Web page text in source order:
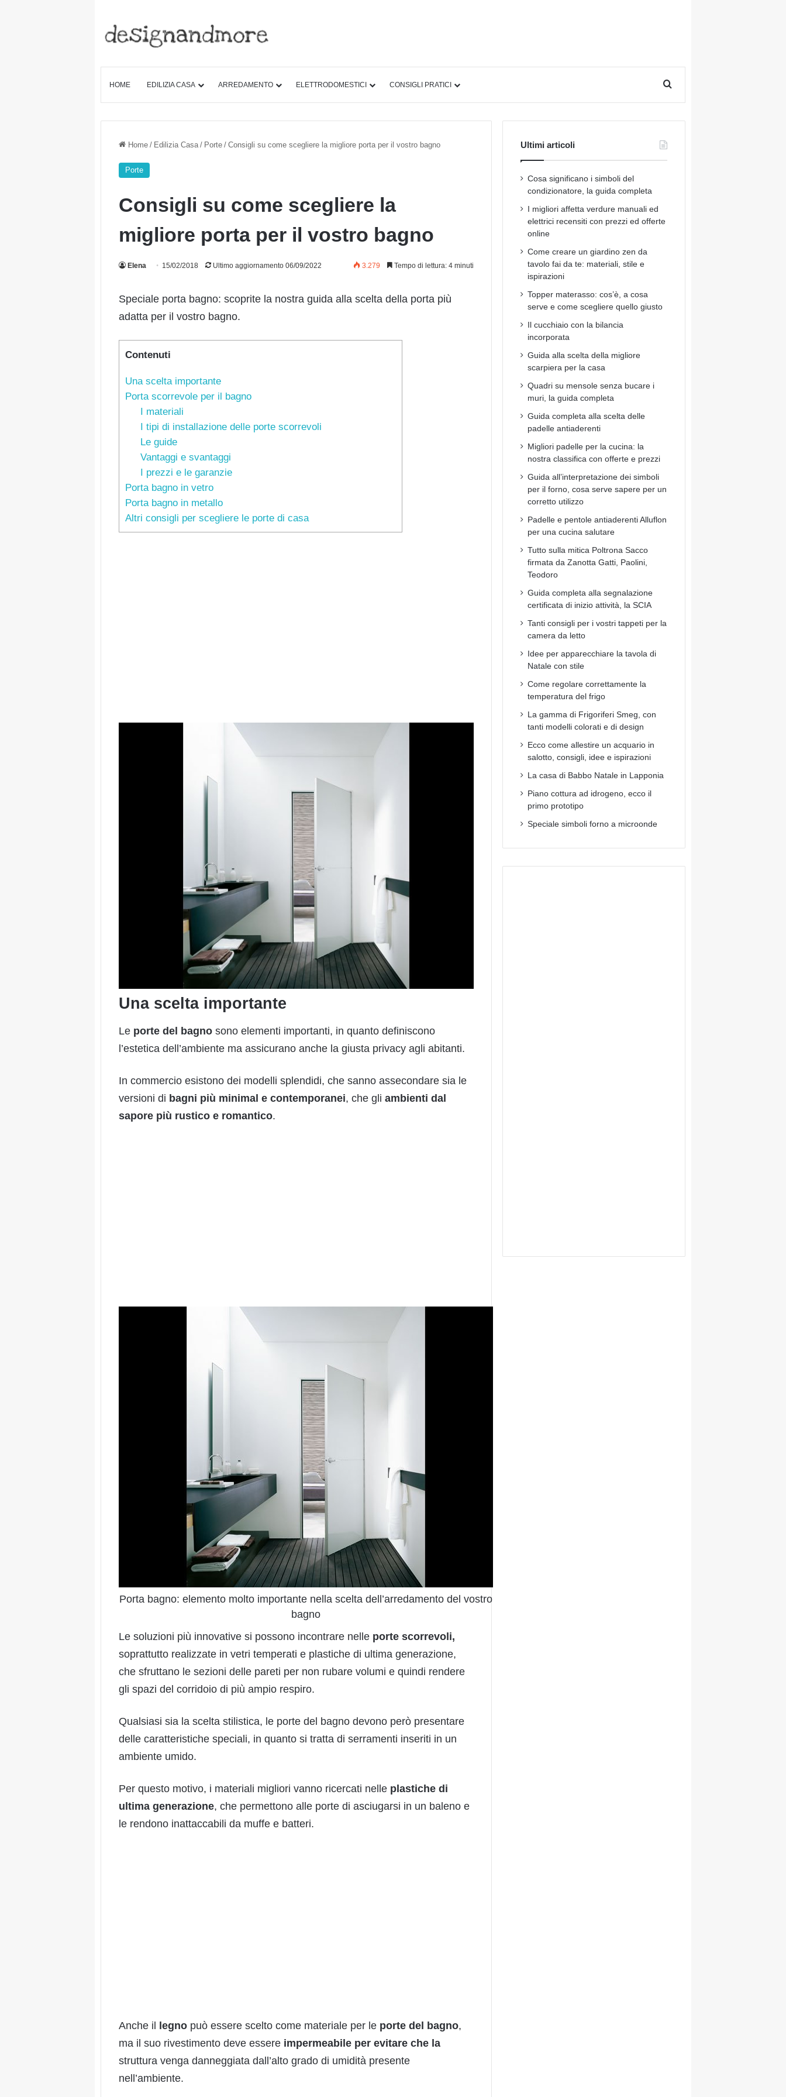
HOME EDILIZIA CASA ARREDAMENTO ELETTRODOMESTICI CONSIGLI PRATICI
Home / Edilizia Casa / Porte / Consigli su come scegliere la migliore porta per il vostro bagno
Porte
Consigli su come scegliere la
migliore porta per il vostro bagno
Elena 15/02/2018 Ultimo aggiornamento 06/09/2022 3.279 Tempo di lettura: 4 minuti
Speciale porta bagno: scoprite la nostra guida alla scelta della porta più
adatta per il vostro bagno.
Contenuti
Una scelta importante
Porta scorrevole per il bagno
I materiali
I tipi di installazione delle porte scorrevoli
Le guide
Vantaggi e svantaggi
I prezzi e le garanzie
Porta bagno in vetro
Porta bagno in metallo
Altri consigli per scegliere le porte di casa
Una scelta importante
Le porte del bagno sono elementi importanti, in quanto definiscono
l’estetica dell’ambiente ma assicurano anche la giusta privacy agli abitanti.
In commercio esistono dei modelli splendidi, che sanno assecondare sia le
versioni di bagni più minimal e contemporanei, che gli ambienti dal
sapore più rustico e romantico.
Porta bagno: elemento molto importante nella scelta dell’arredamento del vostro
bagno
Le soluzioni più innovative si possono incontrare nelle porte scorrevoli,
soprattutto realizzate in vetri temperati e plastiche di ultima generazione,
che sfruttano le sezioni delle pareti per non rubare volumi e quindi rendere
gli spazi del corridoio di più ampio respiro.
Qualsiasi sia la scelta stilistica, le porte del bagno devono però presentare
delle caratteristiche speciali, in quanto si tratta di serramenti inseriti in un
ambiente umido.
Per questo motivo, i materiali migliori vanno ricercati nelle plastiche di
ultima generazione, che permettono alle porte di asciugarsi in un baleno e
le rendono inattaccabili da muffe e batteri.
Anche il legno può essere scelto come materiale per le porte del bagno,
ma il suo rivestimento deve essere impermeabile per evitare che la
struttura venga danneggiata dall’alto grado di umidità presente
nell’ambiente.
Ultimi articoli
Cosa significano i simboli del
condizionatore, la guida completa
I migliori affetta verdure manuali ed
elettrici recensiti con prezzi ed offerte
online
Come creare un giardino zen da
tavolo fai da te: materiali, stile e
ispirazioni
Topper materasso: cos’è, a cosa
serve e come scegliere quello giusto
Il cucchiaio con la bilancia
incorporata
Guida alla scelta della migliore
scarpiera per la casa
Quadri su mensole senza bucare i
muri, la guida completa
Guida completa alla scelta delle
padelle antiaderenti
Migliori padelle per la cucina: la
nostra classifica con offerte e prezzi
Guida all’interpretazione dei simboli
per il forno, cosa serve sapere per un
corretto utilizzo
Padelle e pentole antiaderenti Alluflon
per una cucina salutare
Tutto sulla mitica Poltrona Sacco
firmata da Zanotta Gatti, Paolini,
Teodoro
Guida completa alla segnalazione
certificata di inizio attività, la SCIA
Tanti consigli per i vostri tappeti per la
camera da letto
Idee per apparecchiare la tavola di
Natale con stile
Come regolare correttamente la
temperatura del frigo
La gamma di Frigoriferi Smeg, con
tanti modelli colorati e di design
Ecco come allestire un acquario in
salotto, consigli, idee e ispirazioni
La casa di Babbo Natale in Lapponia
Piano cottura ad idrogeno, ecco il
primo prototipo
Speciale simboli forno a microonde